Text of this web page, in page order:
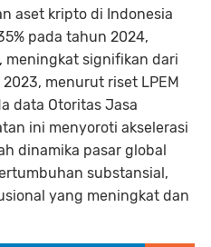
aset kripto di Indonesia
pada tahun 2024,
meningkat signifikan dari
menurut riset LPEM
data Otoritas Jasa
ini menyoroti akselerasi
dinamika pasar global
substansial,
yang meningkat dan